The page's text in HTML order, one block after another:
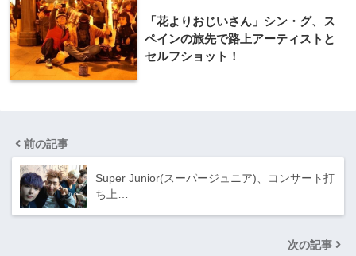
「花よりおじいさん」シン・グ、ス
ペインの旅先で路上アーティストと
セルフショット！
前の記事
Super Junior(スーパージュニア)、コンサート打
ち上…
次の記事